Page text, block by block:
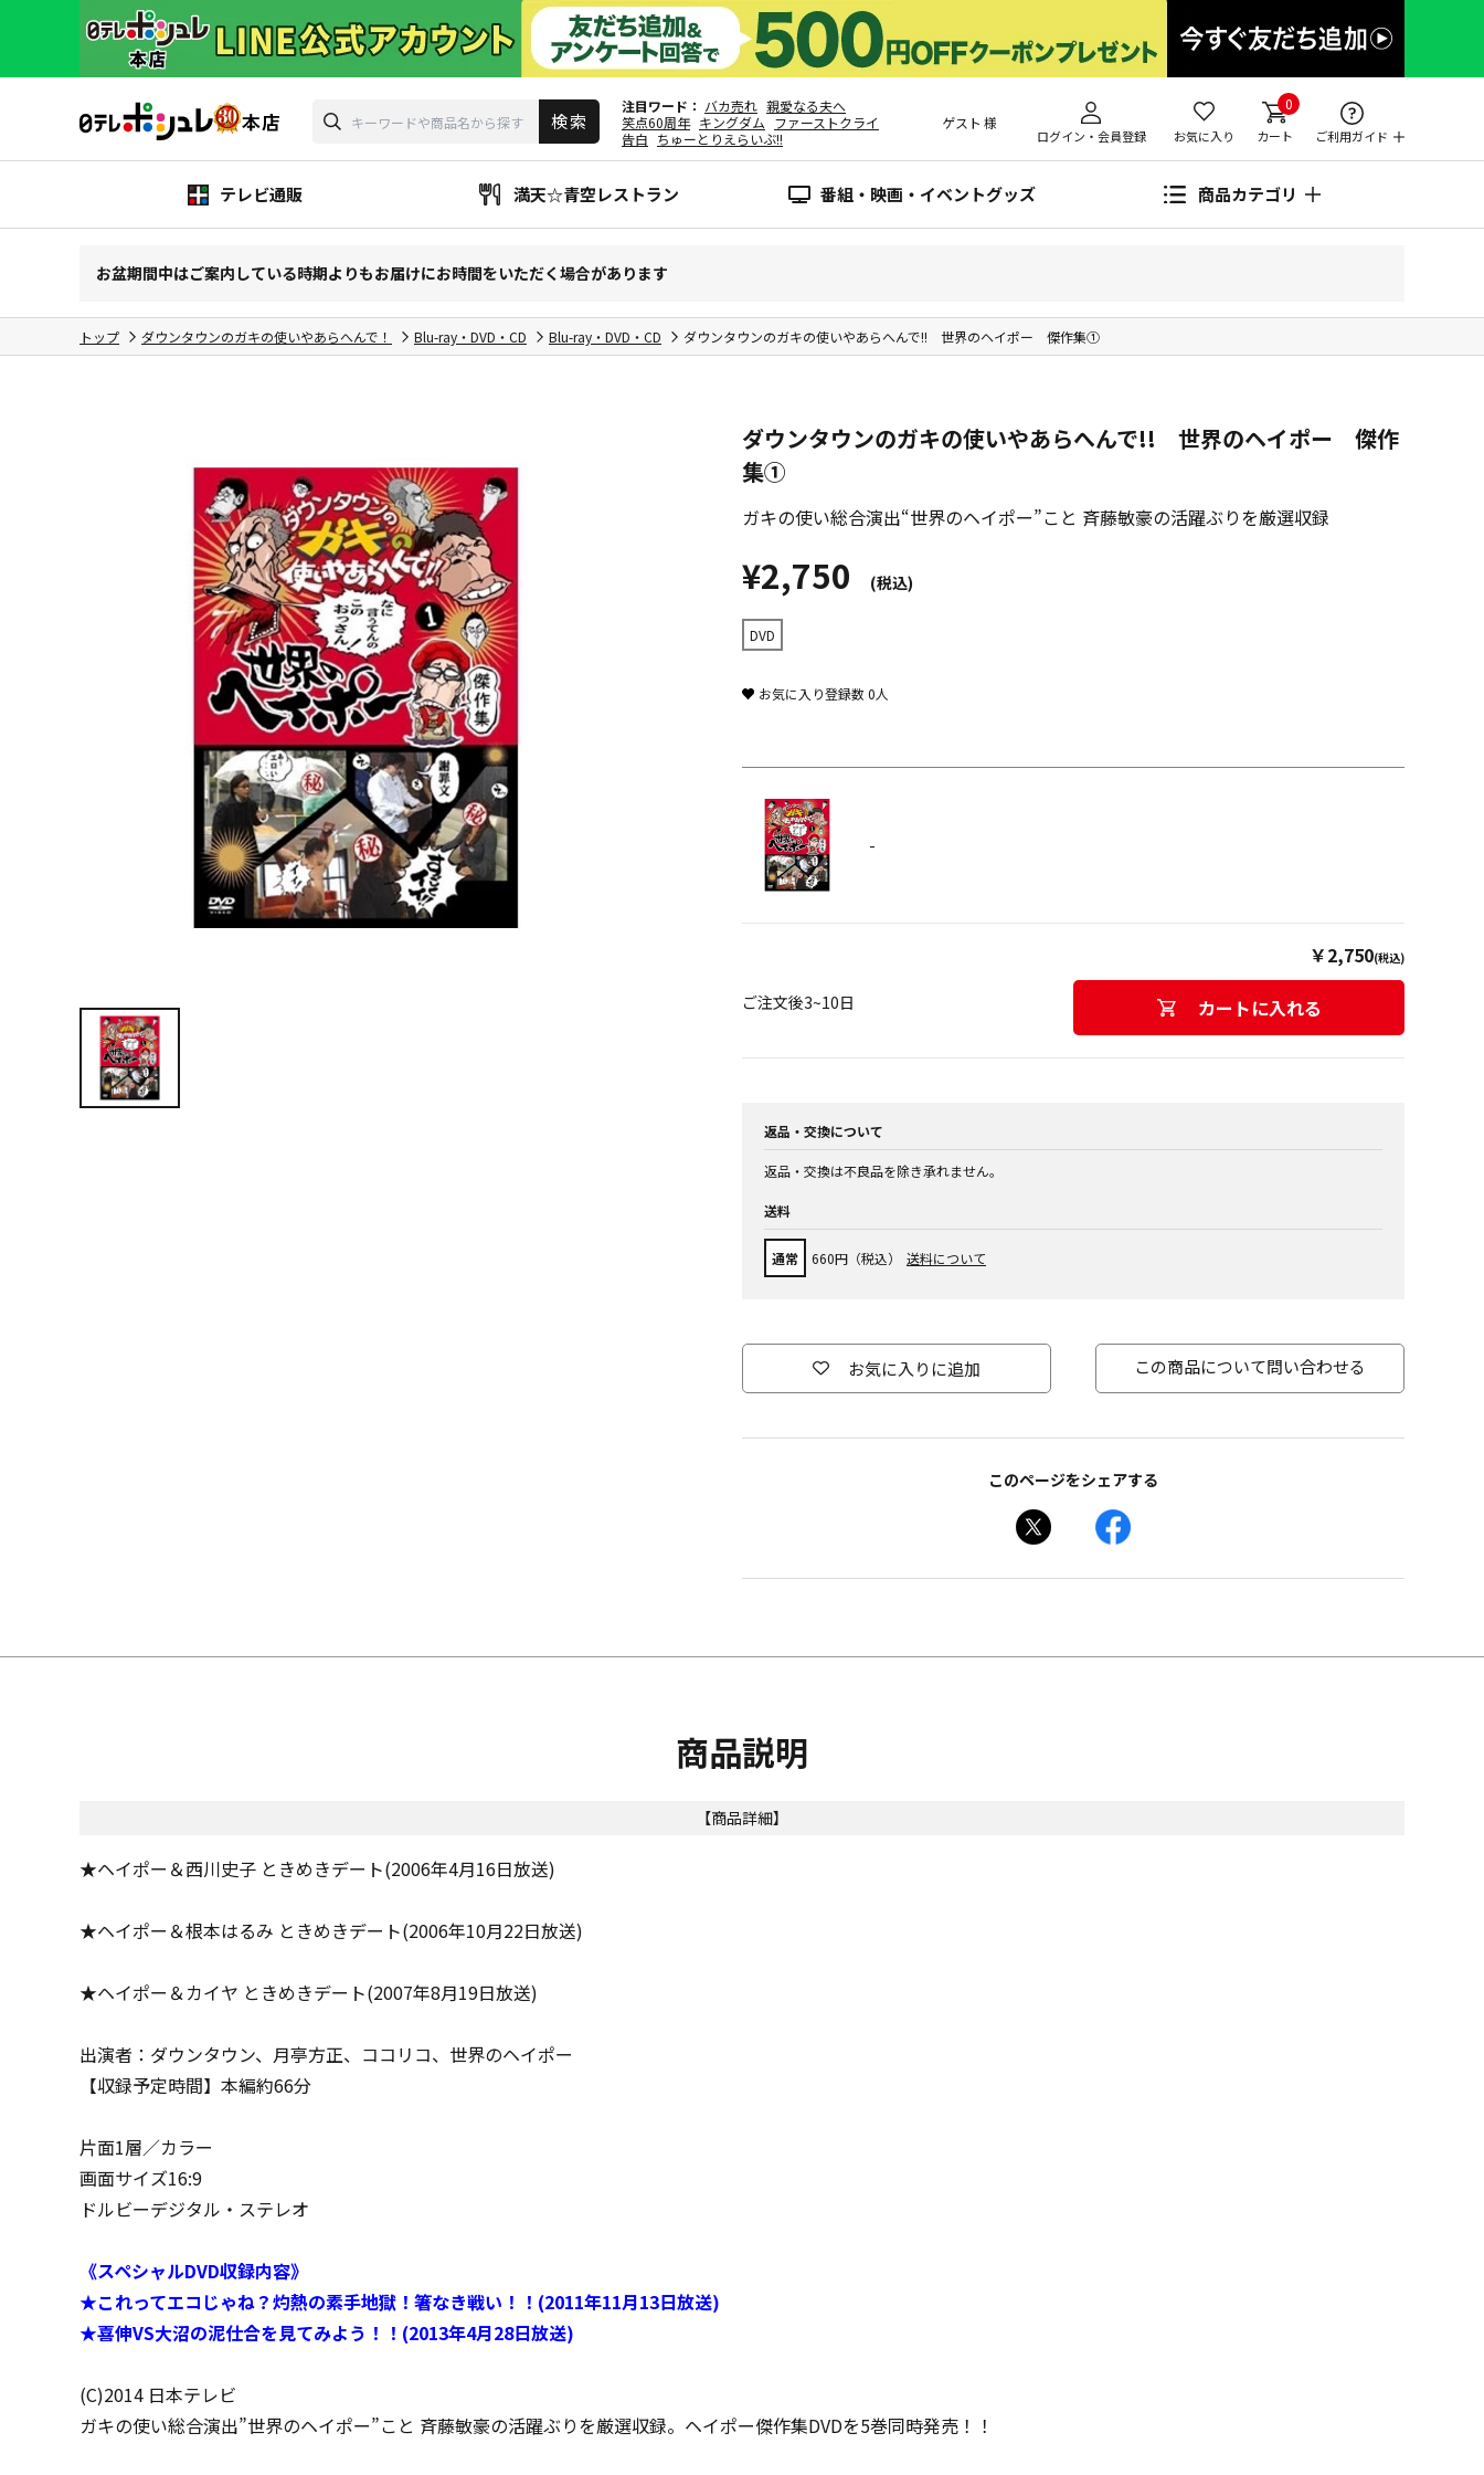
注目ワード バカ売れ 親愛なる夫へ
笑点60周年 キングダム ファーストクライ
告白 ちゅーとりえらいぶ!!
ゲスト 様
ログイン・会員登録 お気に入り
0
カート ご利用ガイド
テレビ通販 満天☆青空レストラン 番組・映画・イベントグッズ 商品カテゴリ
お盆期間中はご案内している時期よりもお届けにお時間をいただく場合があります
トップ ダウンタウンのガキの使いやあらへんで！ Blu-ray・DVD・CD Blu-ray・DVD・CD ダウンタウンのガキの使いやあらへんで!! 世界のヘイポー 傑作集①
ダウンタウンのガキの使いやあらへんで!! 世界のヘイポー 傑作
集①
ガキの使い総合演出“世界のヘイポー”こと 斉藤敏豪の活躍ぶりを厳選収録
¥2,750 (税込)
DVD
お気に入り登録数0人
-
￥2,750(税込)
ご注文後3~10日 カートに入れる
返品・交換について
返品・交換は不良品を除き承れません。
送料
通常 660円（税込） 送料について
お気に入りに追加 この商品について問い合わせる
このページをシェアする
商品説明
【商品詳細】
★ヘイポー＆西川史子 ときめきデート(2006年4月16日放送)
★ヘイポー＆根本はるみ ときめきデート(2006年10月22日放送)
★ヘイポー＆カイヤ ときめきデート(2007年8月19日放送)
出演者：ダウンタウン、月亭方正、ココリコ、世界のヘイポー
【収録予定時間】本編約66分
片面1層／カラー
画面サイズ16:9
ドルビーデジタル・ステレオ
《スペシャルDVD収録内容》
★これってエコじゃね？灼熱の素手地獄！箸なき戦い！！(2011年11月13日放送)
★喜伸VS大沼の泥仕合を見てみよう！！(2013年4月28日放送)
(C)2014 日本テレビ
ガキの使い総合演出”世界のヘイポー”こと 斉藤敏豪の活躍ぶりを厳選収録。ヘイポー傑作集DVDを5巻同時発売！！